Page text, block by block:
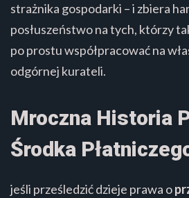
strażnika gospodarki – i zbiera
posłuszeństwo na tych, którzy
po prostu współpracować na
odgórnej kurateli.
Mroczna Historia
Środka
jeśli prześledzić dzieje prawa o